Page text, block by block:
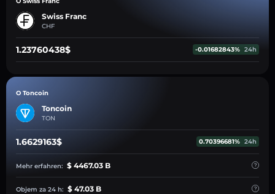
Swiss Franc
CHF
1.23760438$ -0.01682843% 24h
O Toncoin
Toncoin
TON
1.6629163$ 0.70396681% 24h
Mehr erfahren: $ 4467.03 B
Objem za 24 h: $ 47.03 B